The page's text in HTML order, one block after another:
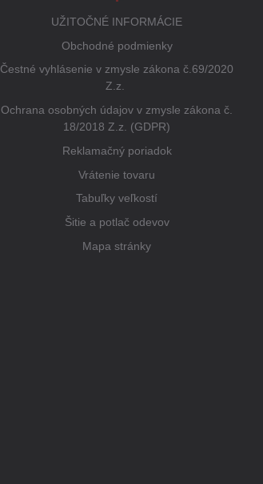
UŽITOČNÉ INFORMÁCIE
Obchodné podmienky
Čestné vyhlásenie v zmysle zákona č.69/2020
Z.z.
Ochrana osobných údajov v zmysle zákona č.
18/2018 Z.z. (GDPR)
Reklamačný poriadok
Vrátenie tovaru
Tabuľky veľkostí
Šitie a potlač odevov
Mapa stránky